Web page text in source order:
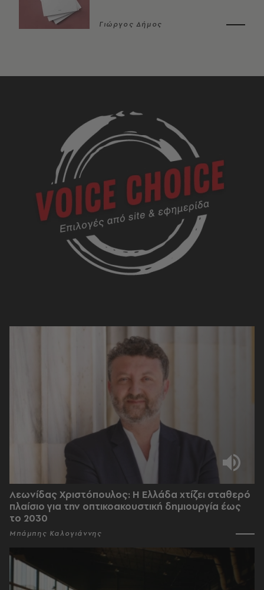
Γιώργος Δήμος
Λεωνίδας Χριστόπουλος: Η Ελλάδα χτίζει σταθερό
πλαίσιο για την οπτικοακουστική δημιουργία έως
το 2030
Μπάμπης Καλογιάννης